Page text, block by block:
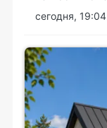
сегодня, 19:04